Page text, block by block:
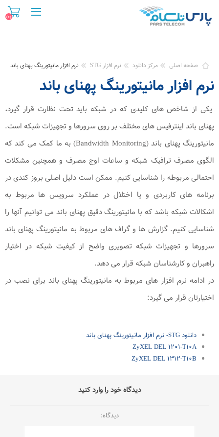
(۰)
صفحه اصلی مرکز دانلود نرم افزار STG نرم افزار مانیتورینگ پهنای باند
نرم افزار مانیتورینگ پهنای باند
یکی از شاخص های کلیدی که در شبکه باید تحت نظارت قرار گیرد،
پهنای باند اینترفیس های مختلف بر روی سرورها و تجهیزات شبکه است.
مانیتورینگ پهنای باند (Bandwidth Monitoring) به ما کمک می کند که
الگوی مصرف ترافیک شبکه و ساعات اوج مصرف و همچنین مشکلات
احتمالی مربوطه را شناسایی کنیم. ممکن است دلیل اصلی بروز کندی در
برنامه های کاربردی و یا اختلال در عملکرد سرویس ها مربوط به
اشکالات شبکه باشد که با مانیتورینگ دقیق پهنای باند می توانیم آنها را
شناسایی کنیم. گزارش ها و گراف های مربوط به مانیتورینگ پهنای باند
سرورها و تجهیزات شبکه تصویری واضح از کیفیت شبکه در اختیار
راهبران و کارشناسان شبکه قرار می دهد.
در ادامه نرم افزار های مربوط به مانیتورینگ پهنای باند برای نصب در
اختیارتان قرار می گیرد:
دانلود STG- نرم افزار مانیتورینگ پهنای باند
ZyXEL DEL ۱۲۰۱-T۱۰A
ZyXEL DEL ۱۳۱۲-T۱۰B
دیدگاه خود را وارد کنید
دیدگاه: